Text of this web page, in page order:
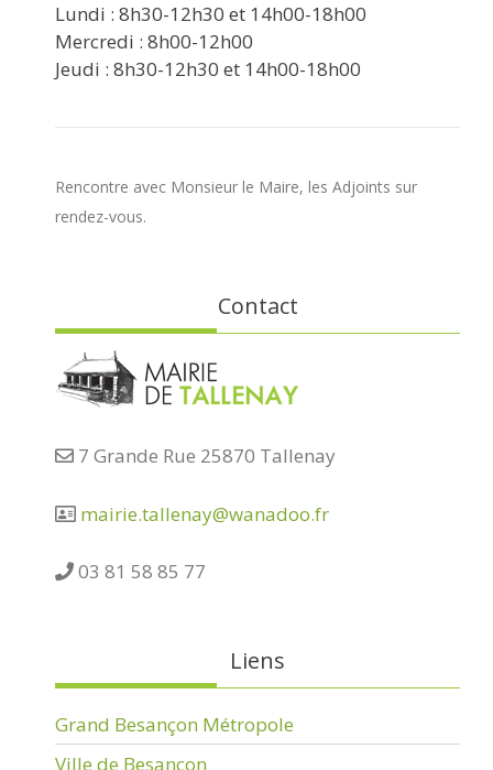
Lundi : 8h30-12h30 et 14h00-18h00
Mercredi : 8h00-12h00
Jeudi : 8h30-12h30 et 14h00-18h00
Rencontre avec Monsieur le Maire, les Adjoints sur
rendez-vous.
Contact
7 Grande Rue 25870 Tallenay
mairie.tallenay@wanadoo.fr
03 81 58 85 77
Liens
Grand Besançon Métropole
Ville de Besançon